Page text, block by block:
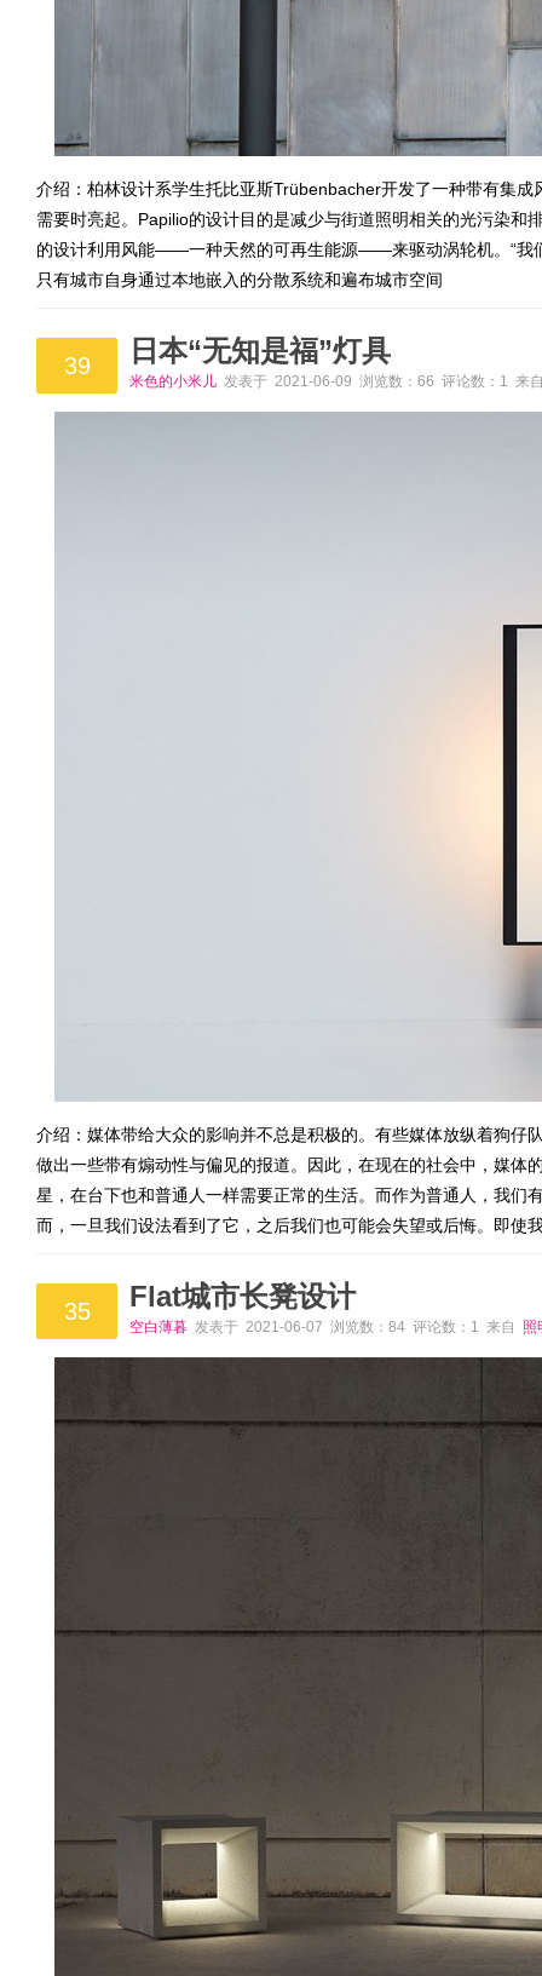
介绍：柏林设计系学生托比亚斯Trübenbacher开发了一种带有集
需要时亮起。Papilio的设计目的是减少与街道照明相关的光污染
的设计利用风能——一种天然的可再生能源——来驱动涡轮机。“我
只有城市自身通过本地嵌入的分散系统和遍布城市空间
39 日本“无知是福”灯具
米色的小米儿 发表于 2021-06-09 浏览数：66 评论数：1 来
介绍：媒体带给大众的影响并不总是积极的。有些媒体放纵着狗仔
做出一些带有煽动性与偏见的报道。因此，在现在的社会中，媒体
星，在台下也和普通人一样需要正常的生活。而作为普通人，我们
而，一旦我们设法看到了它，之后我们也可能会失望或后悔。即使
35 Flat城市长凳设计
空白薄暮 发表于 2021-06-07 浏览数：84 评论数：1 来自 照